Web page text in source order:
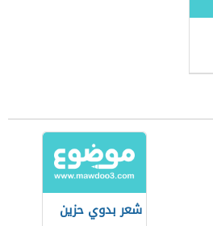
شعر بدوي حزين